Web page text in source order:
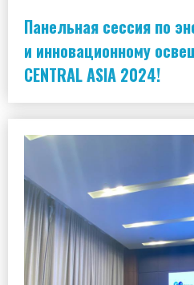
Панельная сессия по
и инновационному
CENTRAL ASIA 2024!